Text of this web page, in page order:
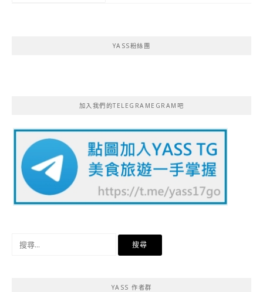
YASS粉絲團
加入我們的TELEGRAMEGRAM吧
YASS 作者群